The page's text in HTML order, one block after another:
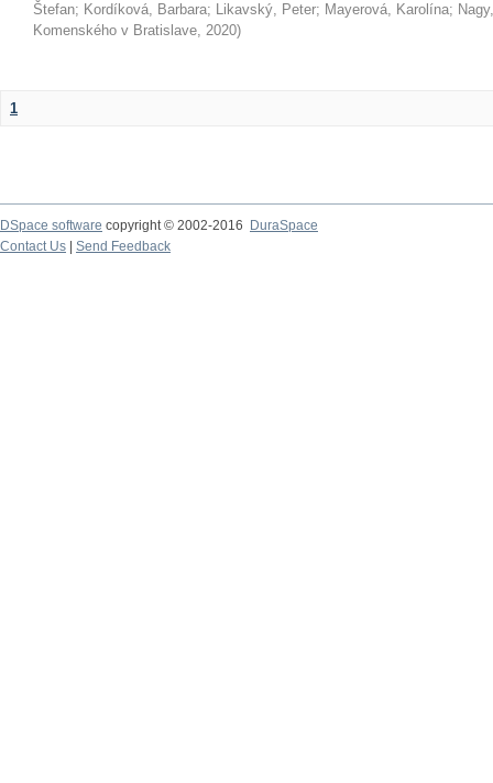
Štefan; Kordíková, Barbara; Likavský, Peter; Mayerová, Karolína;
Komenského v Bratislave, 2020)
1
DSpace software copyright © 2002-2016
DuraSpace
Contact Us
Send Feedback